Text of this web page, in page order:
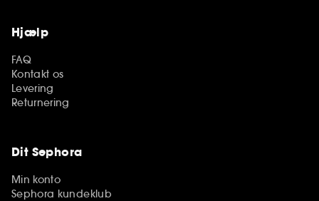
Hjælp
FAQ
Kontakt os
Levering
Returnering
Dit Sephora
Min konto
Sephora kundeklub